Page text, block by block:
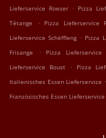
Lieferservice Roeser . Pizza
Tétange
. Pizza Lieferservice
Lieferservice Schëffleng . Pizza
Frisange
. Pizza Lieferservice
Lieferservice Boust
. Pizza
Italienisches Essen Lieferservice .
Französisches Essen Lieferservice